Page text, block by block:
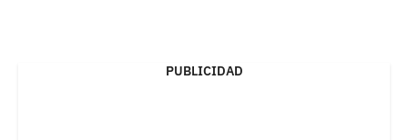
PUBLICIDAD